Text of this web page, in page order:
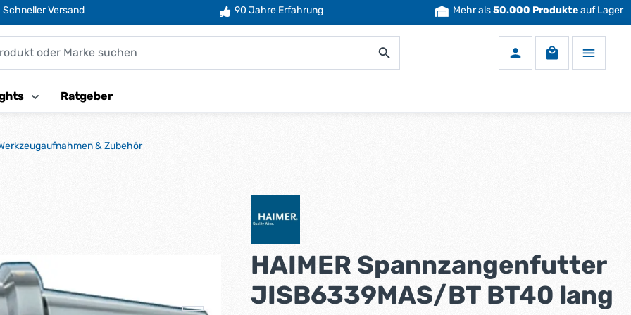
Schneller Versand 90 Jahre Erfahrung Mehr als50.000 Produkteauf Lager
Warenkorb
Ratgeber
& Zubehör
HAIMER Spannzangenfutter
JISB6339MAS/BT BT40 lang